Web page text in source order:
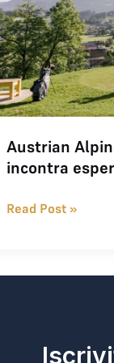
Austrian
incontra
Read Post »